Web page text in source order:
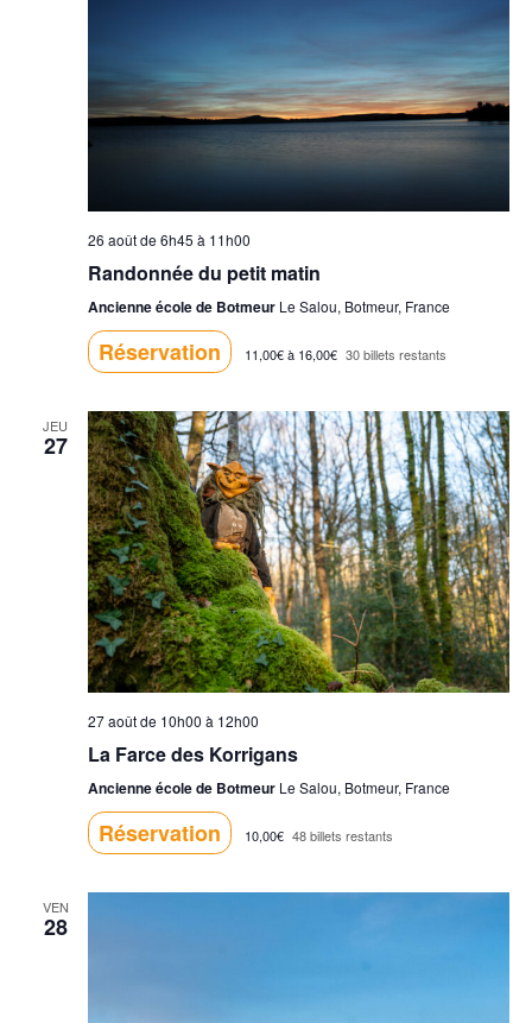
26 août de 6h45 à 11h00
Randonnée du petit matin
Ancienne école de Botmeur Le Salou, Botmeur, France
Réservation 11,00€ à 16,00€ 30 billets restants
JEU
27
27 août de 10h00 à 12h00
La Farce des Korrigans
Ancienne école de Botmeur Le Salou, Botmeur, France
Réservation 10,00€ 48 billets restants
VEN
28